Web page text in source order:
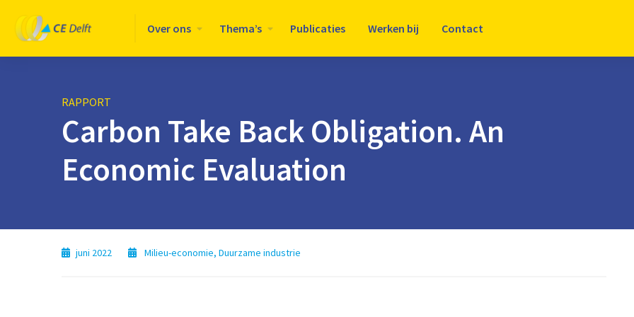
Logo
CE
Delft
Over ons Thema’s Publicaties Werken bij Contact
RAPPORT
Carbon Take Back Obligation. An
Economic Evaluation
juni 2022 Milieu-economie, Duurzame industrie